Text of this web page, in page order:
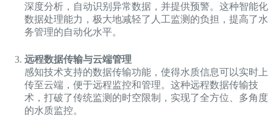
深度分析，自动识别异常数据，并提供预警。这种智能化
数据处理能力，极大地减轻了人工监测的负担，提高了水
务管理的自动化水平。
远程数据传输与云端管理
感知技术支持的数据传输功能，使得水质信息可以实时上
传至云端，便于远程监控和管理。这种远程数据传输技
术，打破了传统监测的时空限制，实现了全方位、多角度
的水质监控。